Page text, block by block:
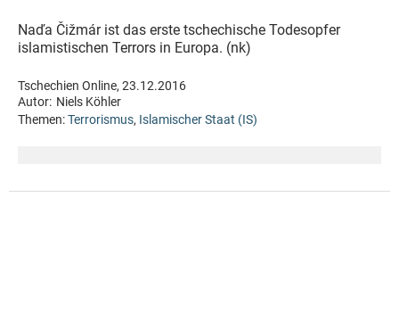
Naďa Čižmár ist das erste tschechische Todesopfer
islamistischen Terrors in Europa. (nk)
Tschechien Online, 23.12.2016
Autor: Niels Köhler
Themen:Terrorismus, Islamischer Staat (IS)